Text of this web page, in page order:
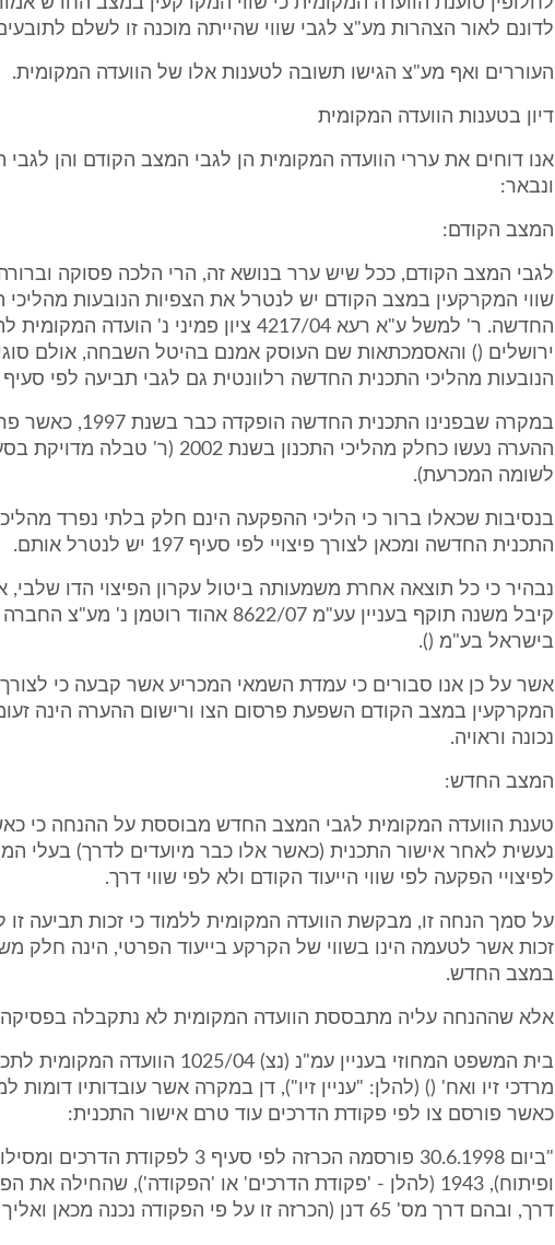
לדונם לאור הצהרות מע"צ לגבי שווי שהייתה מוכנה זו לשלם
העוררים ואף מע"צ הגישו תשובה לטענות אלו של הוועדה המקומית.
דיון בטענות הוועדה המקומית
אנו דוחים את עררי הוועדה המקומית הן לגבי המצב הקודם והן
ונבאר:
המצב הקודם:
לגבי המצב הקודם, ככל שיש ערר בנושא זה, הרי הלכה פסוקה
שווי המקרקעין במצב הקודם יש לנטרל את הצפיות הנובעות מהליכי
החדשה. ר' למשל ע"א רעא 4217/04 ציון פמיני נ' הועדה
ירושלים () והאסמכתאות שם העוסק אמנם בהיטל השבחה, אולם
הנובעות מהליכי התכנית החדשה רלוונטית גם לגבי תביעה לפי סעיף 197.
במקרה שבפנינו התכנית
לשומה המכרעת).
בנסיבות שכאלו ברור כי הליכי ההפקעה הינם חלק בלתי נפרד
התכנית החדשה ומכאן לצורך פיצויי לפי סעיף 197 יש לנטרל אותם.
נבהיר כי כל תוצאה אחרת משמעותה ביטול עקרון הפיצוי הדו
קיבל משנה תוקף בעניין עע"מ 8622/07 אהוד
בישראל בע"מ ().
אשר על כן אנו סבורים כי עמדת השמאי המכריע אשר קבעה כי לצורך
המקרקעין במצב הקודם השפעת פרסום הצו ורישום ההערה הינה
נכונה וראויה.
המצב החדש:
טענת הוועדה המקומית לגבי המצב החדש מבוססת על ההנחה כי
נעשית לאחר אישור התכנית (כאשר אלו כבר מיועדים לדרך) בעלי
לפיצויי הפקעה לפי שווי הייעוד הקודם ולא לפי שווי דרך.
על סמך הנחה זו, מבקשת הוועדה המקומית ללמוד כי זכות תביעה זו
זכות אשר לטעמה הינו בשווי של הקרקע בייעוד הפרטי, הינה חלק
במצב החדש.
אלא שההנחה עליה מתבססת הוועדה המקומית לא נתקבלה
בית המשפט המחוזי בעניין עמ"נ (נצ) 1025/04
מרדכי זיו ואח' () (להלן: "עניין זיו"), דן במקרה אשר עובדותיו דומות
כאשר פורסם צו לפי פקודת הדרכים עוד טרם אישור התכנית:
"ביום 30.6.1998 פורסמה הכרזה לפי סעיף 3
ופיתוח), 1943 (להלן - 'פקודת הדרכים' או 'הפקודה'), שהחילה
דרך, ובהם דרך מס' 65 דנן (הכרזה זו על פי הפקודה נכנה מכאן ואליך - 'ההכרזה').